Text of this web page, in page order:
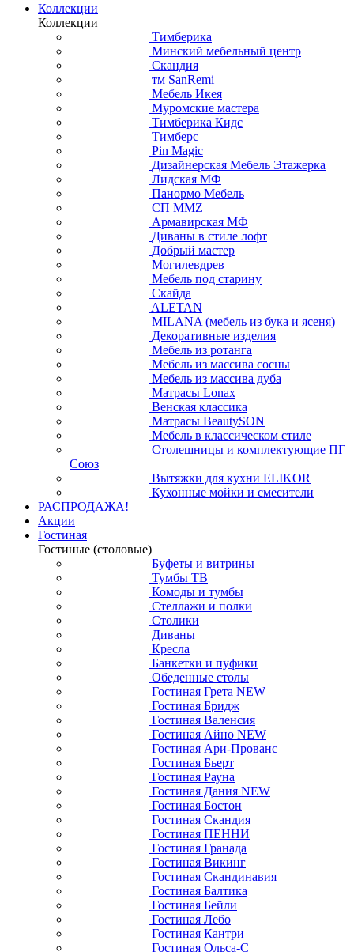
Коллекции
Коллекции
Тимберика
Минский мебельный центр
Скандия
тм SanRemi
Мебель Икея
Муромские мастера
Тимберика Кидс
Тимберс
Pin Magic
Дизайнерская Мебель Этажерка
Лидская МФ
Панормо Мебель
СП ММZ
Армавирская МФ
Диваны в стиле лофт
Добрый мастер
Могилевдрев
Мебель под старину
Скайда
ALETAN
MILANA (мебель из бука и ясеня)
Декоративные изделия
Мебель из ротанга
Мебель из массива сосны
Мебель из массива дуба
Матрасы Lonax
Венская классика
Матрасы BeautySON
Мебель в классическом стиле
Столешницы и комплектующие ПГ
Союз
Вытяжки для кухни ELIKOR
Кухонные мойки и смесители
РАСПРОДАЖА!
Акции
Гостиная
Гостиные (столовые)
Буфеты и витрины
Тумбы ТВ
Комоды и тумбы
Стеллажи и полки
Столики
Диваны
Кресла
Банкетки и пуфики
Обеденные столы
Гостиная Грета NEW
Гостиная Бридж
Гостиная Валенсия
Гостиная Айно NEW
Гостиная Ари-Прованс
Гостиная Бьерт
Гостиная Рауна
Гостиная Дания NEW
Гостиная Бостон
Гостиная Скандия
Гостиная ПЕННИ
Гостиная Гранада
Гостиная Викинг
Гостиная Скандинавия
Гостиная Балтика
Гостиная Бейли
Гостиная Лебо
Гостиная Кантри
Гостиная Ольса-С